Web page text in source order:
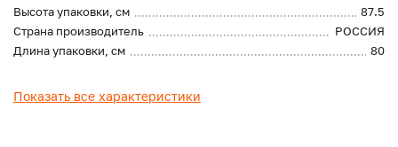
Высота упаковки, см
87.5
Страна производитель
РОССИЯ
Длина упаковки, см
80
Показать все характеристики